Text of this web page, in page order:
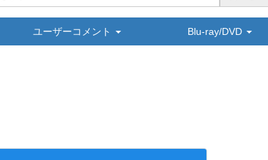
ユーザーコメント Blu-ray/DVD